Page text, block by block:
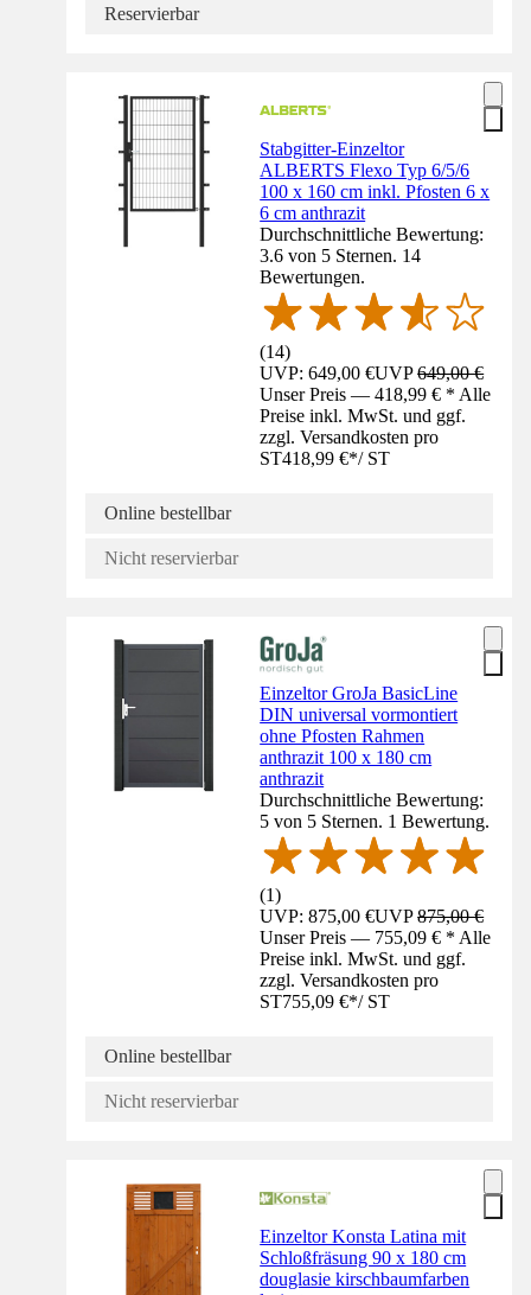
Reservierbar
Stabgitter-Einzeltor
ALBERTS Flexo Typ 6/5/6
100 x 160 cm inkl. Pfosten 6 x
6 cm anthrazit
Durchschnittliche Bewertung:
3.6 von 5 Sternen. 14
Bewertungen.
(14)
UVP: 649,00 €UVP649,00 €
Unser Preis — 418,99 € * Alle
Preise inkl. MwSt. und ggf.
zzgl. Versandkosten pro
ST418,99 €*/ ST
Online bestellbar
Nicht reservierbar
Einzeltor GroJa BasicLine
DIN universal vormontiert
ohne Pfosten Rahmen
anthrazit 100 x 180 cm
anthrazit
Durchschnittliche Bewertung:
5 von 5 Sternen. 1 Bewertung.
(1)
UVP: 875,00 €UVP875,00 €
Unser Preis — 755,09 € * Alle
Preise inkl. MwSt. und ggf.
zzgl. Versandkosten pro
ST755,09 €*/ ST
Online bestellbar
Nicht reservierbar
Einzeltor Konsta Latina mit
Schloßfräsung 90 x 180 cm
douglasie kirschbaumfarben